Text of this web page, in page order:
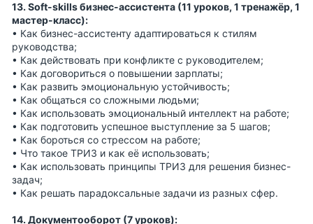
13. Soft-skills бизнес-ассистента (11 уроков, 1 тренажёр, 1
мастер-класс):
• Как бизнес-ассистенту адаптироваться к стилям
руководства;
• Как действовать при конфликте с руководителем;
• Как договориться о повышении зарплаты;
• Как развить эмоциональную устойчивость;
• Как общаться со сложными людьми;
• Как использовать эмоциональный интеллект на работе;
• Как подготовить успешное выступление за 5 шагов;
• Как бороться со стрессом на работе;
• Что такое ТРИЗ и как её использовать;
• Как использовать принципы ТРИЗ для решения бизнес-
задач;
• Как решать парадоксальные задачи из разных сфер.
14. Документооборот (7 уроков):